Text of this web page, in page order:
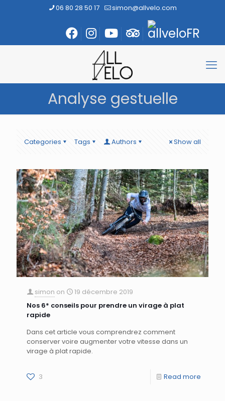
06 80 28 50 17 simon@allvelo.com
Analyse gestuelle
Categories Tags Authors Show all
simon on
19 décembre 2019
Nos 6* conseils pour prendre un virage à plat
rapide
Dans cet article vous comprendrez comment
conserver voire augmenter votre vitesse dans un
virage à plat rapide.
3 Read more